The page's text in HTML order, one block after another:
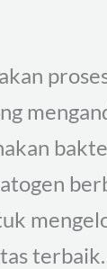
terbaik.